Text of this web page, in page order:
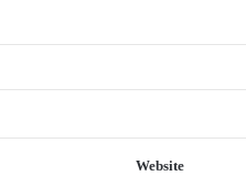
Website